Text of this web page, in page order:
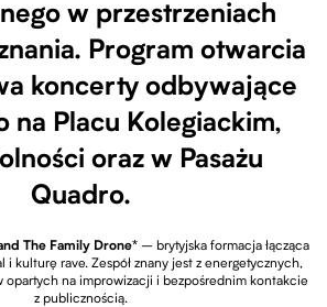
w przestrzeniach
Program otwarcia
koncerty odbywające
na Placu Kolegiackim,
oraz w Pasażu
Quadro.
The Family Drone* – brytyjska formacja łącząca
i kulturę rave. Zespół znany jest z energetycznych,
na improwizacji i bezpośrednim kontakcie
z publicznością.